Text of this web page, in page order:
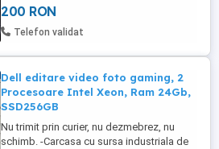
schimburi ! PRET: 200 lei.
200 RON
Telefon validat
Dell editare video foto gaming, 2
Procesoare Intel Xeon, Ram 24Gb,
SSD256GB
Nu trimit prin curier, nu dezmebrez, nu
schimb. -Carcasa cu sursa industriala de